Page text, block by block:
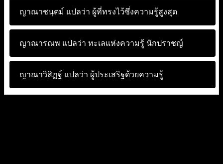
ญาณาชนุตม์ แปลว่า ผู้ที่ทรงไว้ซึ่งความรู้สูงสุด
ญาณารณพ แปลว่า ทะเลแห่งความรู้ นักปราชญ์
ญาณาวิสิฏฐ์ แปลว่า ผู้ประเสริฐด้วยความรู้